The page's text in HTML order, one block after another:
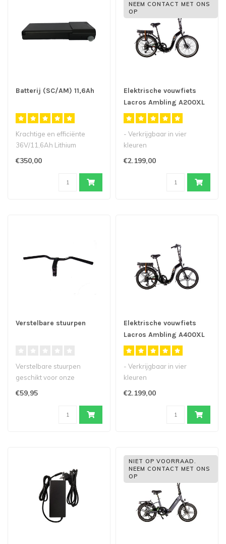
Batterij (SC/AM) 11,6Ah
Krachtige en efficiënte
36V/11,6Ah Lithium
€350,00
NEEM CONTACT MET ONS
OP
Elektrische vouwfiets
Lacros Ambling A200XL
- Verkrijgbaar in vier
kleuren
€2.199,00
Verstelbare stuurpen
Verstelbare stuurpen
geschikt voor onze
€59,95
Elektrische vouwfiets
Lacros Ambling A400XL
- Verkrijgbaar in vier
kleuren
€2.199,00
NIET OP VOORRAAD.
NEEM CONTACT MET ONS
OP